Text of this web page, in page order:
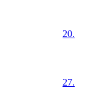
20.
27.